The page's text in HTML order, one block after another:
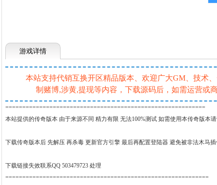
游戏详情
本站支持代销互换开区精品版本、欢迎广大GM、技术
制赌博,涉黄,提现等内容，下载源码后，如需运营或
===========================================================
本站提供的传奇版本 由于来源不同 精力有限 无法100%测试 如需使用本传奇版本
下载传奇版本后 先解压 再杀毒 更新官方引擎 最后再配置登陆器 避免被非法木马
下载链接失效联系QQ 503479723 处理
============================================================